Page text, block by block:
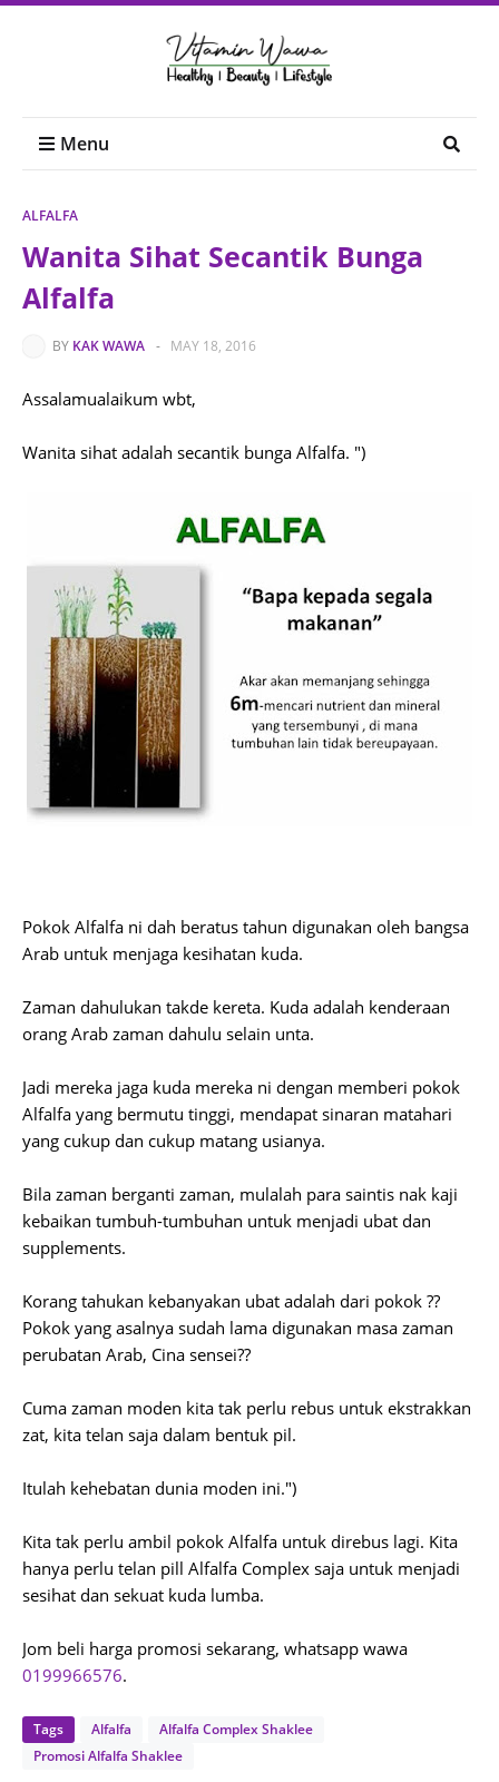
Menu
ALFALFA
Wanita Sihat Secantik Bunga
Alfalfa
BY KAK WAWA - MAY 18, 2016
Assalamualaikum wbt,
Wanita sihat adalah secantik bunga Alfalfa. ")
Pokok Alfalfa ni dah beratus tahun digunakan oleh bangsa
Arab untuk menjaga kesihatan kuda.
Zaman dahulukan takde kereta. Kuda adalah kenderaan
orang Arab zaman dahulu selain unta.
Jadi mereka jaga kuda mereka ni dengan memberi pokok
Alfalfa yang bermutu tinggi, mendapat sinaran matahari
yang cukup dan cukup matang usianya.
Bila zaman berganti zaman, mulalah para saintis nak kaji
kebaikan tumbuh-tumbuhan untuk menjadi ubat dan
supplements.
Korang tahukan kebanyakan ubat adalah dari pokok ??
Pokok yang asalnya sudah lama digunakan masa zaman
perubatan Arab, Cina sensei??
Cuma zaman moden kita tak perlu rebus untuk ekstrakkan
zat, kita telan saja dalam bentuk pil.
Itulah kehebatan dunia moden ini.")
Kita tak perlu ambil pokok Alfalfa untuk direbus lagi. Kita
hanya perlu telan pill Alfalfa Complex saja untuk menjadi
sesihat dan sekuat kuda lumba.
Jom beli harga promosi sekarang, whatsapp wawa
0199966576.
Tags Alfalfa
Alfalfa Complex Shaklee
Promosi Alfalfa Shaklee